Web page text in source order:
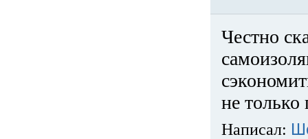
Честно
не только
Написал: